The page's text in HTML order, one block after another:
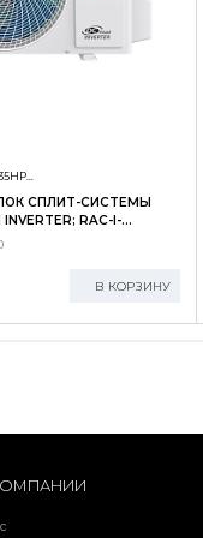
СПЛИТ-СИСТЕМЫ
INVERTER; RAC-I-
В КОРЗИНУ